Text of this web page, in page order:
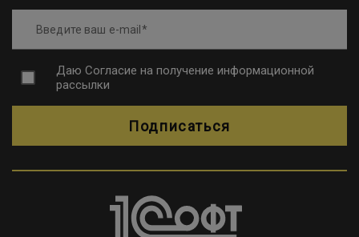
Введите ваш e-mail
Даю Согласие на получение информационной
рассылки
Подписаться